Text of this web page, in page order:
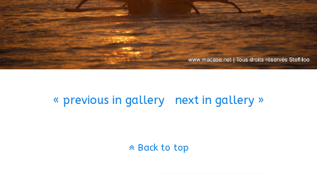
« previous in gallery next in gallery »
Back to top